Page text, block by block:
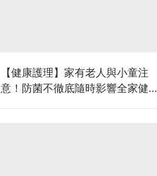
【健康護理】家有老人與小童注
意！防菌不徹底隨時影響全家健康